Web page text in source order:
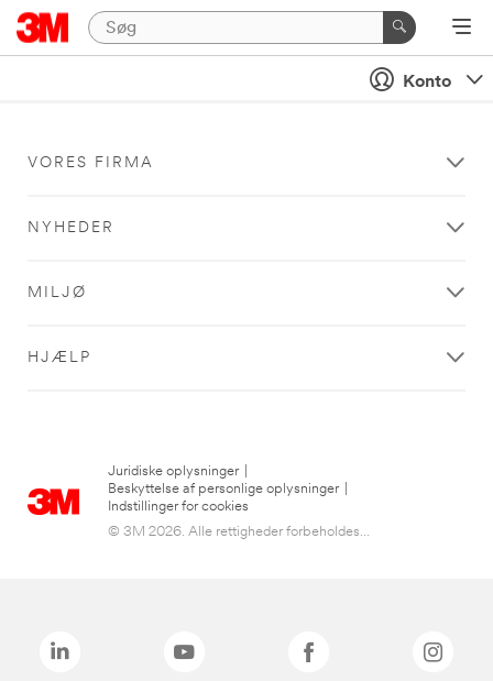
Konto
VORES FIRMA
NYHEDER
MILJØ
HJÆLP
Juridiske oplysninger
Beskyttelse af personlige oplysninger
Indstillinger for cookies
© 3M 2026. Alle rettigheder forbeholdes...